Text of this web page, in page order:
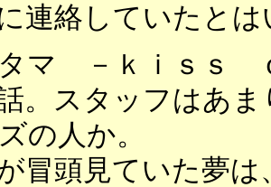
連絡していたとは
タマ －ｋｉｓ
。スタッフはあま
の人か。
冒頭見ていた夢は